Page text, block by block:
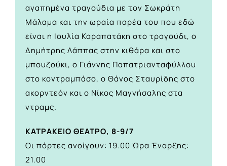
αγαπημένα τραγούδια με τον Σωκράτη
Μάλαμα και την ωραία παρέα του που εδώ
είναι η Ιουλία Καραπατάκη στο τραγούδι, ο
Δημήτρης Λάππας στην κιθάρα και στο
μπουζούκι, ο Γιάννης Παπατριανταφύλλου
στο κοντραμπάσο, ο Θάνος Σταυρίδης στο
ακορντεόν και ο Νίκος Μαγνήσαλης στα
ντραμς.
ΚΑΤΡΑΚΕΙΟ ΘΕΑΤΡΟ, 8-9/7
Οι πόρτες ανοίγουν: 19.00 Ώρα Έναρξης:
21.00